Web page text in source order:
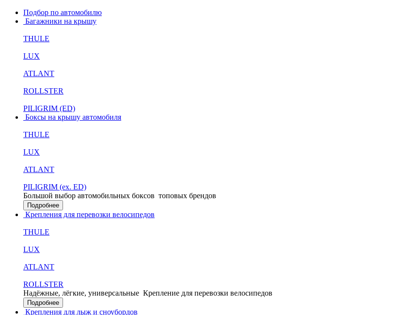
Подбор по автомобилю
Багажники на крышу
THULE
LUX
ATLANT
ROLLSTER
PILIGRIM (ED)
Боксы на крышу автомобиля
THULE
LUX
ATLANT
PILIGRIM (ex. ED)
Большой выбор автомобильных боксов топовых брендов
Подробнее
Крепления для перевозки велосипедов
THULE
LUX
ATLANT
ROLLSTER
Надёжные, лёгкие, универсальные Крепление для перевозки велосипедов
Подробнее
Крепления для лыж и сноубордов